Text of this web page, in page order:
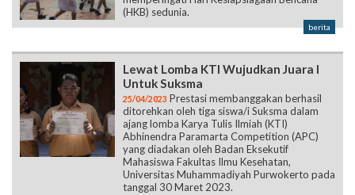
(HKB) sedunia.
berita
Lewat Lomba KTI Wujudkan Juara I
Untuk Suksma
25/04/2023 Prestasi membanggakan berhasil
ditorehkan oleh tiga siswa/i Suksma dalam
ajang lomba Karya Tulis Ilmiah (KTI)
Abhinendra Paramarta Competition (APC)
yang diadakan oleh Badan Eksekutif
Mahasiswa Fakultas Ilmu Kesehatan,
Universitas Muhammadiyah Purwokerto pada
tanggal 30 Maret 2023.